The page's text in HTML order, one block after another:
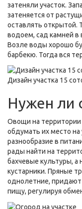
затеняли участок.
затеняется от
оставлять открытой.
водоем, сад камней в
Возле воды хорошо
барбекю. Тогда вся
Дизайн участка 15
Нужен ли
Овощи на территории
обдумать их место на
разнообразие в
рады найти на
бахчевые культуры,
кустарники. Пряные
однолетние, придают
пищу, регулируя